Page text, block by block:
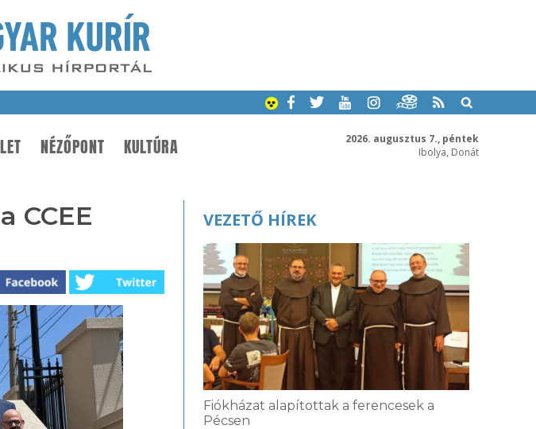
2026. augusztus 7., péntek
Ibolya, Donát
NÉZŐPONT KULTÚRA
CCEE
VEZETŐ HÍREK
Fiókházat alapítottak a ferencesek a
Pécsen